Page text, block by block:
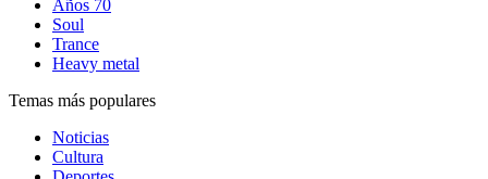
Años 70
Soul
Trance
Heavy metal
Temas más populares
Noticias
Cultura